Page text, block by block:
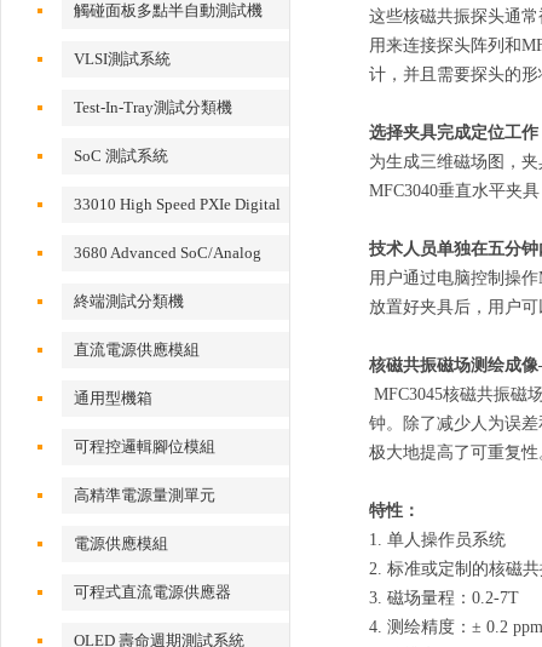
觸碰面板多點半自動測試機
VLSI測試系統
Test-In-Tray測試分類機
SoC 測試系統
33010 High Speed PXIe Digital
3680 Advanced SoC/Analog
Test System
終端測試分類機
直流電源供應模組
通用型機箱
可程控邏輯腳位模組
高精準電源量測單元
電源供應模組
可程式直流電源供應器
OLED 壽命週期測試系統
这些核磁共振探头通
用来连接探头阵列和
计，并且需要探头的
选择夹具完成定位工作
为生成三维磁场图，
MFC3040垂直水平夹
技术人员单独在五分
用户通过电脑控制操
放置好夹具后，用户
核磁共振磁场测绘成
MFC3045核磁共振磁
钟。除了减少人为误
极大地提高了可重复
特性：
1. 单人操作员系统
2. 标准或定制的核磁
3. 磁场量程：0.2-7T
4. 测绘精度：± 0.2 ppm